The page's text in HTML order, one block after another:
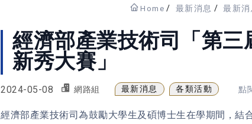
Home 最新消息 最新消
經濟部產業技術司「第
新秀大賽」
2024-05-08 網路組 最新消息 各類活動 點
經濟部產業技術司為鼓勵大學生及碩博士生在學期間，結